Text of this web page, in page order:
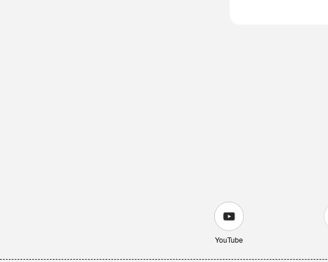
YouTube